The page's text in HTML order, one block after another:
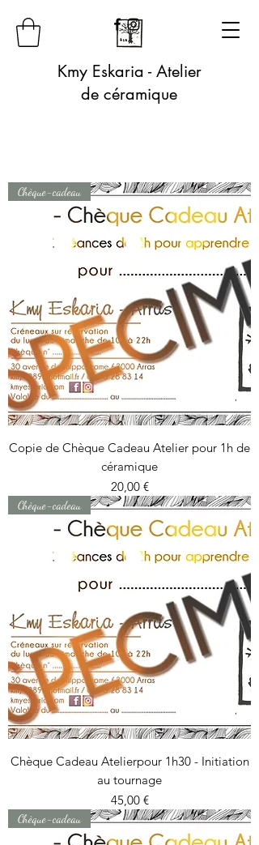
Kmy Eskaria - Atelier
de céramique
Chèque-cadeau
Copie de Chèque Cadeau Atelier pour 1h de
céramique
Prix
20,00 €
Chèque-cadeau
Chèque Cadeau Atelierpour 1h30 - Initiation
au tournage
Prix
45,00 €
Chèque-cadeau